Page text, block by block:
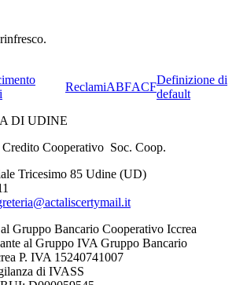
ReclamiABFACF
Definizione di
default
Cooperativo Soc. Coop.
Tricesimo 85 Udine (UD)
Gruppo Bancario Cooperativo Iccrea
al Gruppo IVA Gruppo Bancario
P. IVA 15240741007
di IVASS